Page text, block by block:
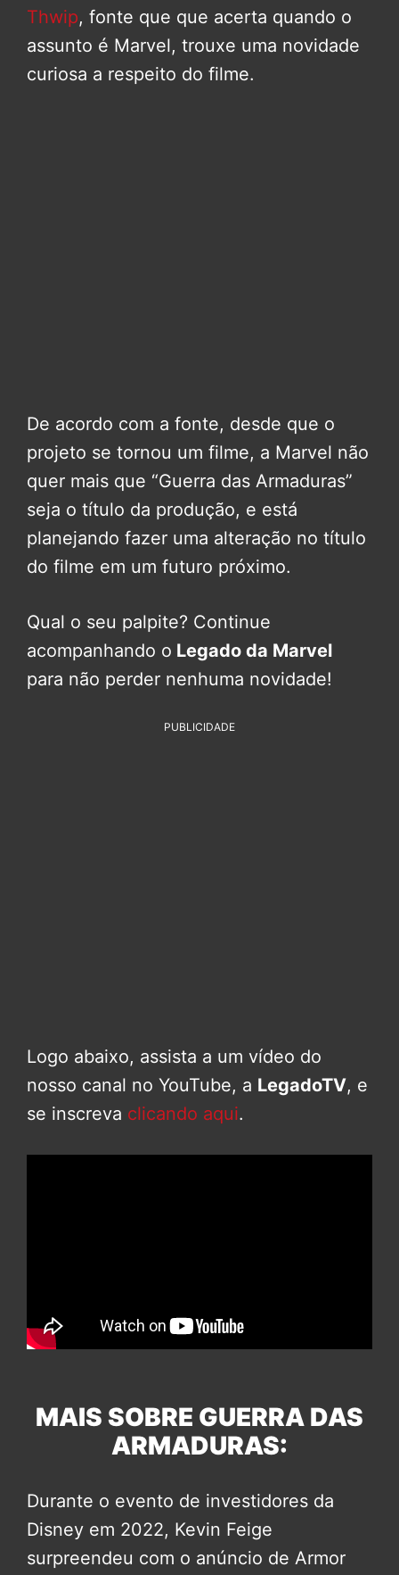
Thwip, fonte que que acerta quando o
assunto é Marvel, trouxe uma novidade
curiosa a respeito do filme.
De acordo com a fonte, desde que o
projeto se tornou um filme, a Marvel não
quer mais que “Guerra das Armaduras”
seja o título da produção, e está
planejando fazer uma alteração no título
do filme em um futuro próximo.
Qual o seu palpite? Continue
acompanhando o Legado da Marvel
para não perder nenhuma novidade!
PUBLICIDADE
Logo abaixo, assista a um vídeo do
nosso canal no YouTube, a LegadoTV, e
se inscreva clicando aqui.
MAIS SOBRE GUERRA DAS
ARMADURAS:
Durante o evento de investidores da
Disney em 2022, Kevin Feige
surpreendeu com o anúncio de Armor